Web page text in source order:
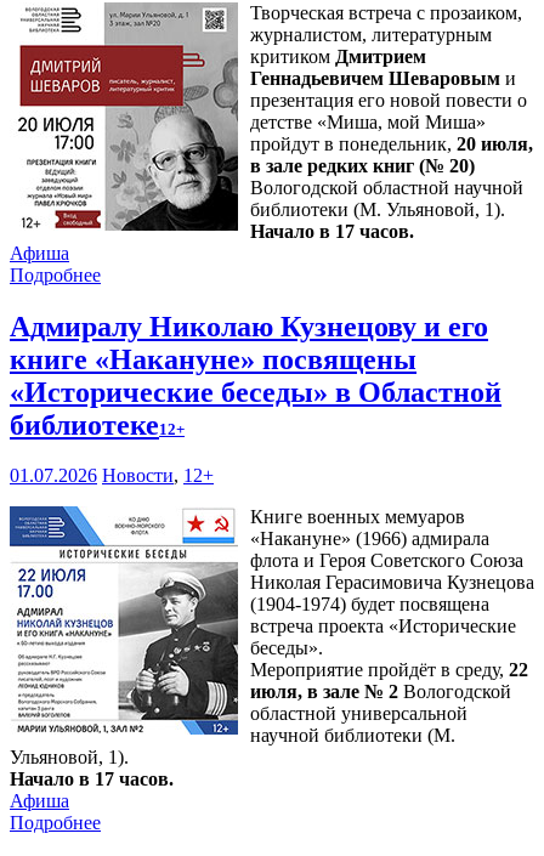
Творческая встреча с прозаиком,
журналистом, литературным
критиком Дмитрием
Геннадьевичем Шеваровым и
презентация его новой повести о
детстве «Миша, мой Миша»
пройдут в понедельник, 20 июля,
в зале редких книг (№ 20)
Вологодской областной научной
библиотеки (М. Ульяновой, 1).
Начало в 17 часов.
Афиша
Подробнее
Адмиралу Николаю Кузнецову и его
книге «Накануне» посвящены
«Исторические беседы» в Областной
библиотеке12+
01.07.2026 Новости, 12+
Книге военных мемуаров
«Накануне» (1966) адмирала
флота и Героя Советского Союза
Николая Герасимовича Кузнецова
(1904-1974) будет посвящена
встреча проекта «Исторические
беседы».
Мероприятие пройдёт в среду, 22
июля, в зале № 2 Вологодской
областной универсальной
научной библиотеки (М.
Ульяновой, 1).
Начало в 17 часов.
Афиша
Подробнее